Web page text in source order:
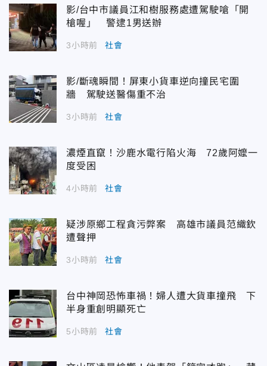
影/台中市議員江和樹服務處遭駕駛嗆「開
槍喔」 警逮1男送辦
3小時前 社會
影/斷魂瞬間！屏東小貨車逆向撞民宅圍
牆 駕駛送醫傷重不治
3小時前 社會
濃煙直竄！沙鹿水電行陷火海 72歲阿嬤一
度受困
4小時前 社會
疑涉原鄉工程貪污弊案 高雄市議員范織欽
遭聲押
3小時前 社會
台中神岡恐怖車禍！婦人遭大貨車撞飛 下
半身重創明顯死亡
5小時前 社會